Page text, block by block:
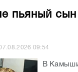
пьяный
09:54
В